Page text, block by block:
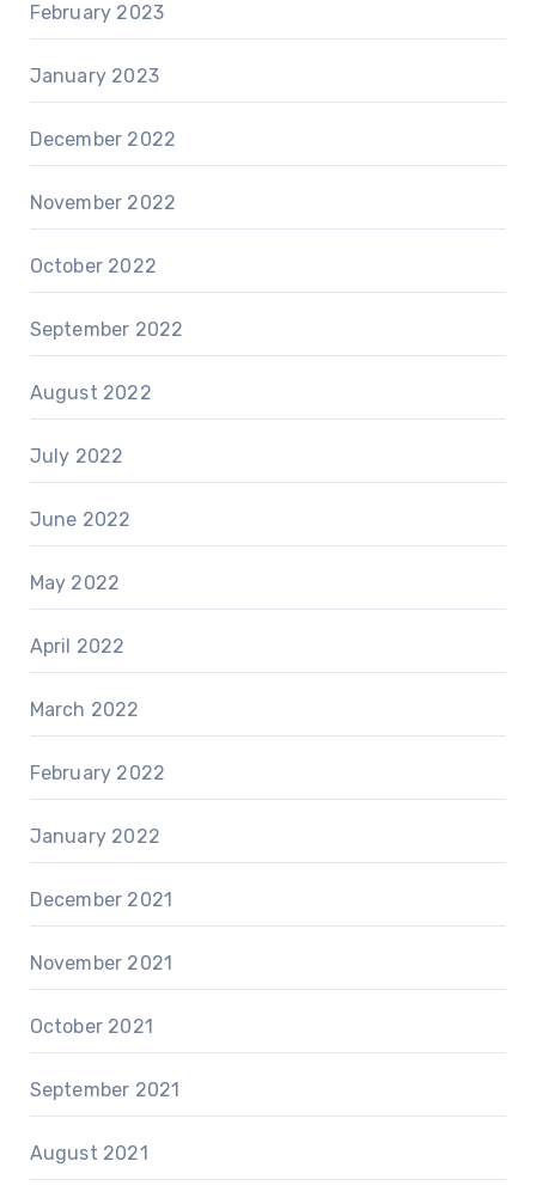
February 2023
January 2023
December 2022
November 2022
October 2022
September 2022
August 2022
July 2022
June 2022
May 2022
April 2022
March 2022
February 2022
January 2022
December 2021
November 2021
October 2021
September 2021
August 2021